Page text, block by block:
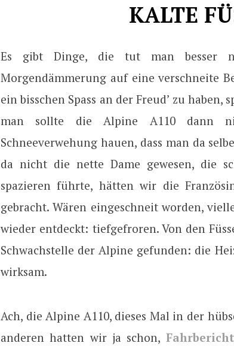
KALTE
Es gibt Dinge, die tut man besser
Morgendämmerung auf eine verschneite
ein bisschen Spass an der Freud’ zu
man sollte die Alpine A110 dann
Schneeverwehung hauen, dass man da
da nicht die nette Dame gewesen, die
spazieren führte, hätten wir die
gebracht. Wären eingeschneit worden,
wieder entdeckt: tiefgefroren. Von den
Schwachstelle der Alpine gefunden: die
wirksam.
Ach, die Alpine A110, dieses Mal in der
anderen hatten wir ja schon, Fahrbericht